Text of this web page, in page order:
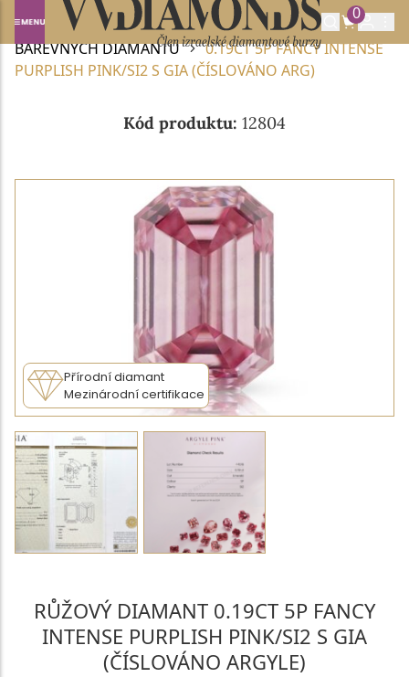
0
Domů BAREVNÉ DIAMANTY
NABÍDKA
BAREVNÝCH DIAMANTŮ
0.19CT 5P FANCY INTENSE
PURPLISH PINK/SI2 S GIA (ČÍSLOVÁNO ARG)
Kód produktu: 12804
Přírodní diamant
Mezinárodní certifikace
RŮŽOVÝ DIAMANT 0.19CT 5P FANCY
INTENSE PURPLISH PINK/SI2 S GIA
(ČÍSLOVÁNO ARGYLE)